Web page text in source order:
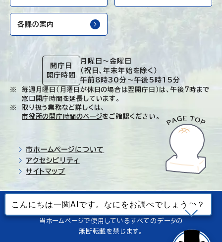
各課の案内
開庁日
開庁時間
月曜日～金曜日
（祝日、年末年始を除く）
午前8時30分～午後5時15分
毎週月曜日（月曜日が休日の場合は翌開庁日）は、午後7時まで
窓口開庁時間を延長しています。
取り扱う業務など詳しくは、
市役所の開庁時間のページをご確認ください。
市ホームページについて
アクセシビリティ
サイトマップ
© Ichinoseki-city. All rights reserved.
当ホームページで使用しているすべてのデータの
無断転載を禁じます。